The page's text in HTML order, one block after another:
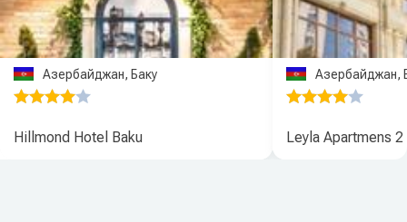
Азербайджан, Баку
Hillmond Hotel Baku
Азербайджан,
Leyla Apartmens 2